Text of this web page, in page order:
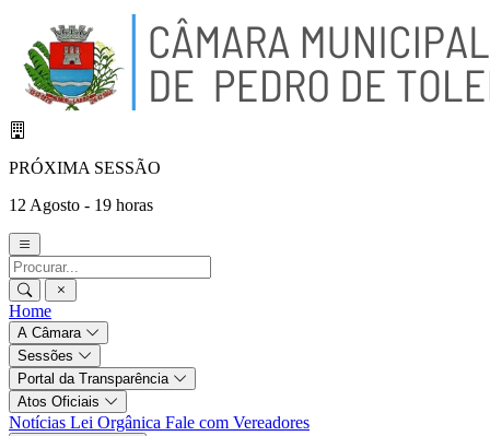
PRÓXIMA SESSÃO
12 Agosto - 19 horas
Home
A Câmara
Sessões
Portal da Transparência
Atos Oficiais
Notícias Lei Orgânica Fale com Vereadores